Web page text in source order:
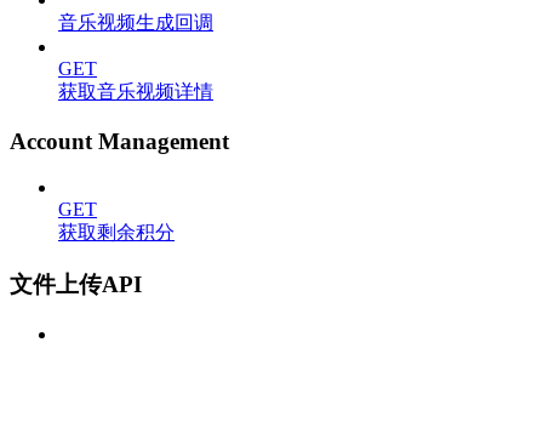
音乐视频生成回调
GET
获取音乐视频详情
Account Management
GET
获取剩余积分
文件上传API